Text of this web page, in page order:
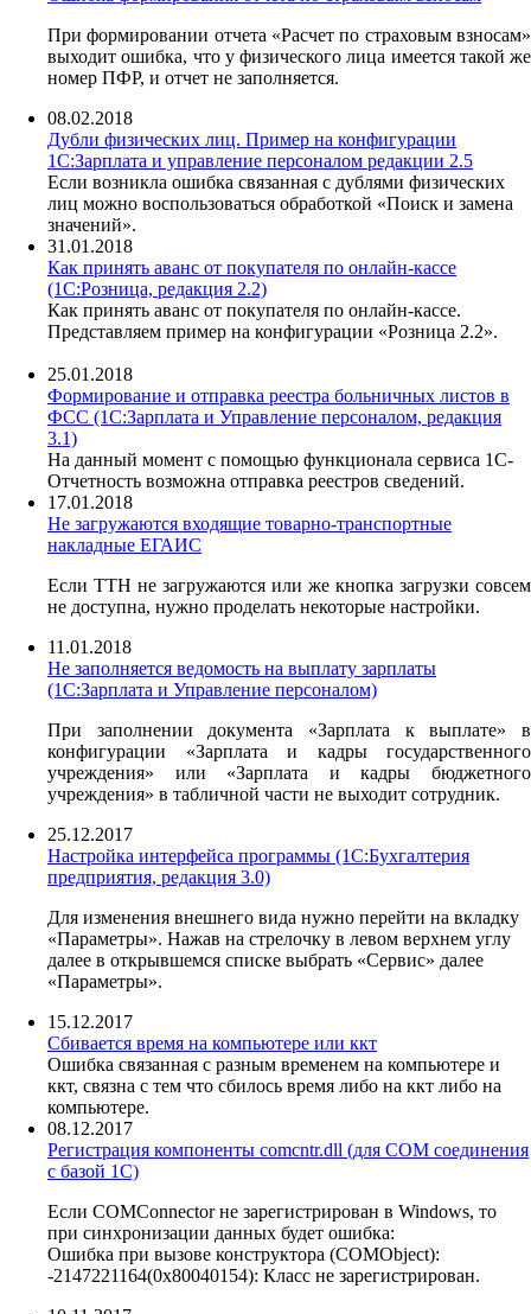
При формировании отчета «Расчет по страховым взносам»
выходит ошибка, что у физического лица имеется такой же
номер ПФР, и отчет не заполняется.
08.02.2018
Дубли физических лиц. Пример на конфигурации
1С:Зарплата и управление персоналом редакции 2.5
Если возникла ошибка связанная с дублями физических
лиц можно воспользоваться обработкой «Поиск и замена
значений».
31.01.2018
Как принять аванс от покупателя по онлайн-кассе
(1С:Розница, редакция 2.2)
Как принять аванс от покупателя по онлайн-кассе.
Представляем пример на конфигурации «Розница 2.2».
25.01.2018
Формирование и отправка реестра больничных листов в
ФСС (1С:Зарплата и Управление персоналом, редакция
3.1)
На данный момент с помощью функционала сервиса 1С-
Отчетность возможна отправка реестров сведений.
17.01.2018
Не загружаются входящие товарно-транспортные
накладные ЕГАИС
Если ТТН не загружаются или же кнопка загрузки совсем
не доступна, нужно проделать некоторые настройки.
11.01.2018
Не заполняется ведомость на выплату зарплаты
(1С:Зарплата и Управление персоналом)
При заполнении документа «Зарплата к выплате» в
конфигурации «Зарплата и кадры государственного
учреждения» или «Зарплата и кадры бюджетного
учреждения» в табличной части не выходит сотрудник.
25.12.2017
Настройка интерфейса программы (1С:Бухгалтерия
предприятия, редакция 3.0)
Для изменения внешнего вида нужно перейти на вкладку
«Параметры». Нажав на стрелочку в левом верхнем углу
далее в открывшемся списке выбрать «Сервис» далее
«Параметры».
15.12.2017
Сбивается время на компьютере или ккт
Ошибка связанная с разным временем на компьютере и
ккт, связна с тем что сбилось время либо на ккт либо на
компьютере.
08.12.2017
Регистрация компоненты comcntr.dll (для COM соединения
с базой 1С)
Если COMConnector не зарегистрирован в Windows, то
при синхронизации данных будет ошибка:
Ошибка при вызове конструктора (COMObject):
-2147221164(0x80040154): Класс не зарегистрирован.